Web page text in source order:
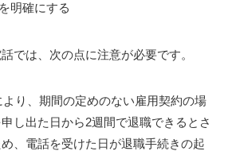
明確にする
では、次の点に注意が必要です。
り、期間の定めのない雇用契約の場
し出た日から2週間で退職できるとさ
、電話を受けた日が退職手続きの起